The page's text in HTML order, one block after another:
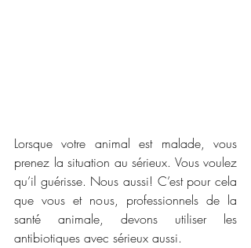
Lorsque votre animal est malade, vous
prenez la situation au sérieux. Vous voulez
qu’il guérisse. Nous aussi! C’est pour cela
que vous et nous, professionnels de la
santé animale, devons utiliser les
antibiotiques avec sérieux aussi.